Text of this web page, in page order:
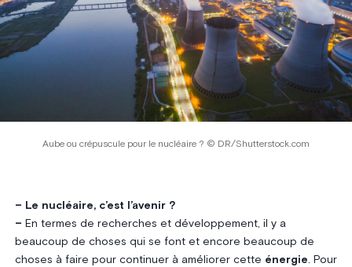
Aube ou crépuscule pour le nucléaire ? © DR/Shutterstock.com
– Le nucléaire, c’est l’avenir ?
– En termes de recherches et développement, il y a
beaucoup de choses qui se font et encore beaucoup de
choses à faire pour continuer à améliorer cette énergie. Pour